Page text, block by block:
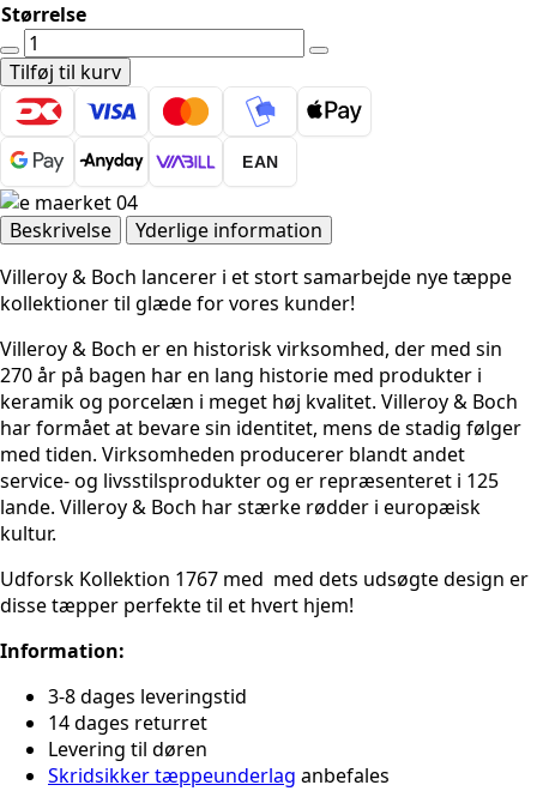
Størrelse
Villeroy
&
Boch
1767
-
Nicolas
Blå-
cream
antal
Tilføj til kurv
EAN
Beskrivelse
Yderlige information
Villeroy & Boch lancerer i et stort samarbejde nye tæppe
kollektioner til glæde for vores kunder!
Villeroy & Boch er en historisk virksomhed, der med sin
270 år på bagen har en lang historie med produkter i
keramik og porcelæn i meget høj kvalitet. Villeroy & Boch
har formået at bevare sin identitet, mens de stadig følger
med tiden. Virksomheden producerer blandt andet
service- og livsstilsprodukter og er repræsenteret i 125
lande. Villeroy & Boch har stærke rødder i europæisk
kultur.
Udforsk Kollektion 1767 med med dets udsøgte design er
disse tæpper perfekte til et hvert hjem!
Information:
3-8 dages leveringstid
14 dages returret
Levering til døren
Skridsikker tæppeunderlag anbefales